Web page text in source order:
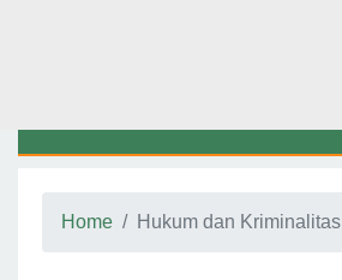
Home Hukum dan Kriminalitas